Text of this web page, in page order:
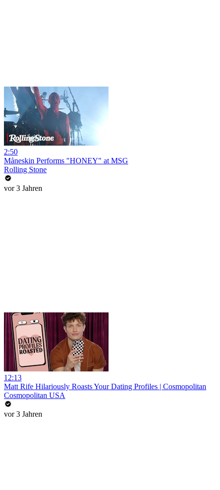
2:50
Måneskin Performs "HONEY" at MSG
Rolling Stone
vor 3 Jahren
12:13
Matt Rife Hilariously Roasts Your Dating Profiles | Cosmopolitan
Cosmopolitan USA
vor 3 Jahren